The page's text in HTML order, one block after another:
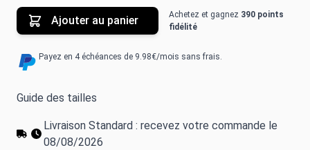
Ajouter au panier Achetez et gagnez 390 points
fidélité
Payez en 4 échéances de 9.98€/mois sans frais.
Guide des tailles
Livraison Standard : recevez votre commande le
08/08/2026